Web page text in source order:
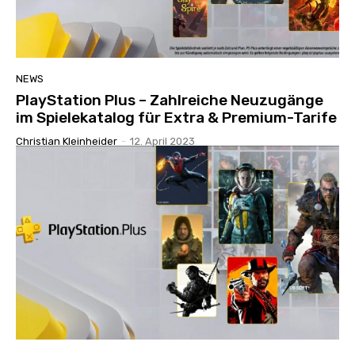
NEWS
PlayStation Plus – Zahlreiche Neuzugänge
im Spielekatalog für Extra & Premium-Tarife
Christian Kleinheider - 12. April 2023